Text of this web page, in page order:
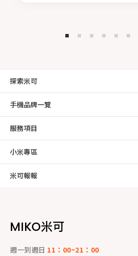
探索米可
手機品牌一覽
服務項目
小米專區
米可報報
MIKO米可
週一到週日 11：00~21：00